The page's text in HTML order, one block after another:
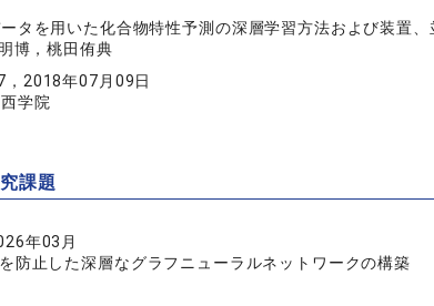
タを用いた化合物特性予測の深層学習方法および装置
博，桃田侑典
2018年07月09日
学院
課題
年03月
止した深層なグラフニューラルネットワークの構築